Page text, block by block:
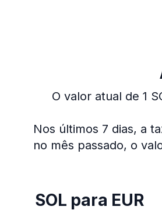
O valor atual de 1
Nos últimos 7 dias, a
no mês passado, o
SOL para EUR